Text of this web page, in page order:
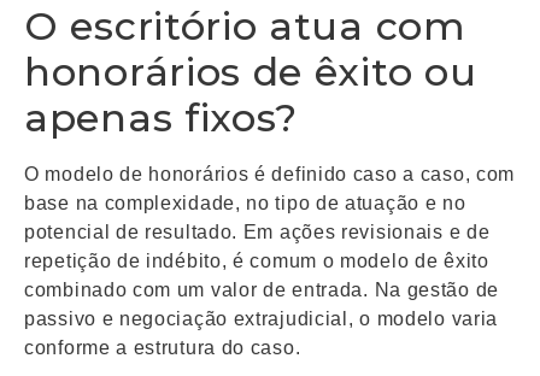
O escritório atua com
honorários de êxito ou
apenas fixos?
O modelo de honorários é definido caso a caso, com
base na complexidade, no tipo de atuação e no
potencial de resultado. Em ações revisionais e de
repetição de indébito, é comum o modelo de êxito
combinado com um valor de entrada. Na gestão de
passivo e negociação extrajudicial, o modelo varia
conforme a estrutura do caso.